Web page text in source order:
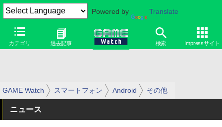
Powered by Translate
カテゴリ 過去記事 検索 Impressサイト
GAME Watch スマートフォン Android その他
ニュース